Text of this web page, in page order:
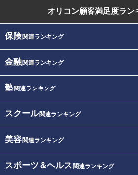
オリコン顧客満足度ラン
保険関連ランキング
金融関連ランキング
塾関連ランキング
スクール関連ランキング
美容関連ランキング
スポーツ＆ヘルス 関連ランキング